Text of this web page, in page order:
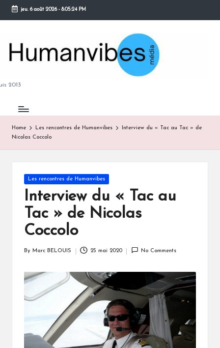
Skip
content
jeu. 6 août 2026- 8:05:25 PM
2013
Home Les rencontres de Humanvibes
Interview du « Tac au Tac » de
Nicolas Coccolo
Posted
in
Les rencontres de Humanvibes
Interview du « Tac au
Tac » de Nicolas
Coccolo
By Marc BELOUIS 25 mai 2020 No Comments